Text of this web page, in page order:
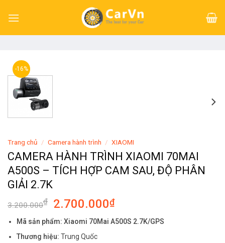
-16%
Trang chủ / Camera hành trình / XIAOMI
CAMERA HÀNH TRÌNH XIAOMI 70MAI
A500S – TÍCH HỢP CAM SAU, ĐỘ PHÂN
GIẢI 2.7K
3.200.000₫ 2.700.000₫
Mã sản phẩm: Xiaomi 70Mai A500S 2.7K/GPS
Thương hiệu: Trung Quốc